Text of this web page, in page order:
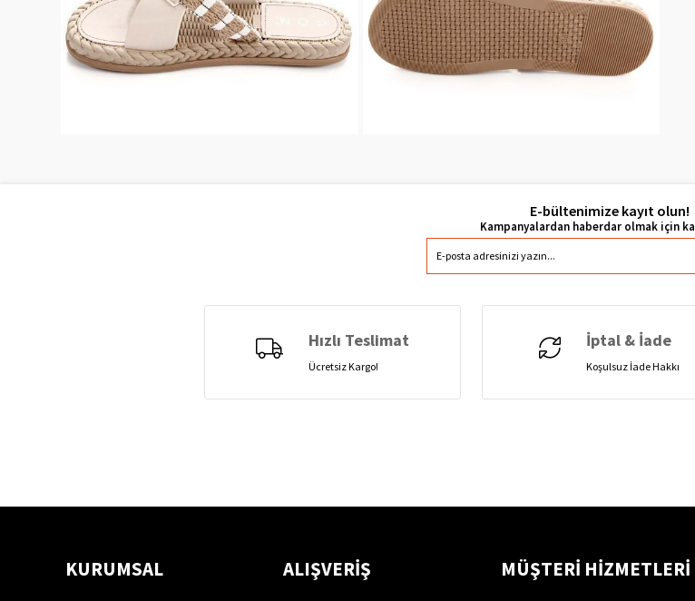
E-bültenimize kayıt olun!
Hızlı Teslimat
Ücretsiz Kargo!
İptal & İade
Koşulsuz İade Hakkı
KURUMSAL ALIŞVERİŞ MÜŞTERİ HİZMETLERİ